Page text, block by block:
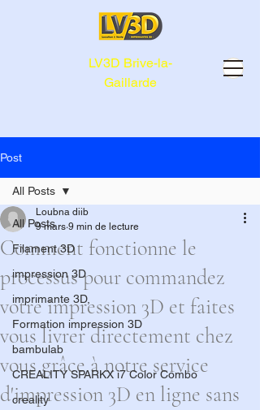
LV3D Brive-la-
Gaillarde
Post
All Posts
Filament 3D
impression 3D
imprimante 3D,
Formation impression 3D
bambulab
CREALITY SPARKX i7 Color Combo
creality
All Posts
Comment fonctionne le
processus pour commandez
votre impression 3D et faites
vous livrer directement chez
vous grâce à notre service
d'impression 3D en ligne sans
Loubna diib
9 mars 9 min de lecture